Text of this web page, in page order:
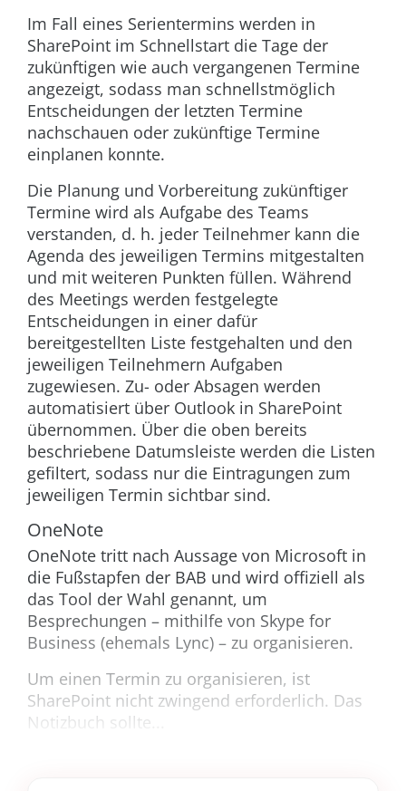
Im Fall eines Serientermins werden in
SharePoint im Schnellstart die Tage der
zukünftigen wie auch vergangenen Termine
angezeigt, sodass man schnellstmöglich
Entscheidungen der letzten Termine
nachschauen oder zukünftige Termine
einplanen konnte.
Die Planung und Vorbereitung zukünftiger
Termine wird als Aufgabe des Teams
verstanden, d. h. jeder Teilnehmer kann die
Agenda des jeweiligen Termins mitgestalten
und mit weiteren Punkten füllen. Während
des Meetings werden festgelegte
Entscheidungen in einer dafür
bereitgestellten Liste festgehalten und den
jeweiligen Teilnehmern Aufgaben
zugewiesen. Zu- oder Absagen werden
automatisiert über Outlook in SharePoint
übernommen. Über die oben bereits
beschriebene Datumsleiste werden die Listen
gefiltert, sodass nur die Eintragungen zum
jeweiligen Termin sichtbar sind.
OneNote
OneNote tritt nach Aussage von Microsoft in
die Fußstapfen der BAB und wird offiziell als
das Tool der Wahl genannt, um
Besprechungen – mithilfe von Skype for
Business (ehemals Lync) – zu organisieren.
Um einen Termin zu organisieren, ist
SharePoint nicht zwingend erforderlich. Das
Notizbuch sollte...